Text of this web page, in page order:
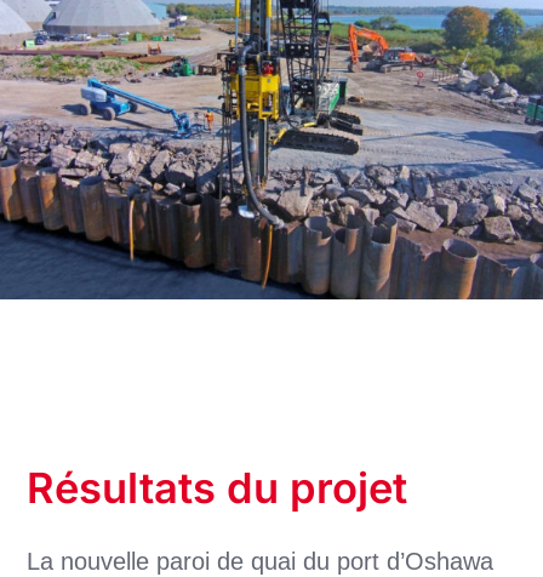
Résultats du projet
La nouvelle paroi de quai du port d’Oshawa